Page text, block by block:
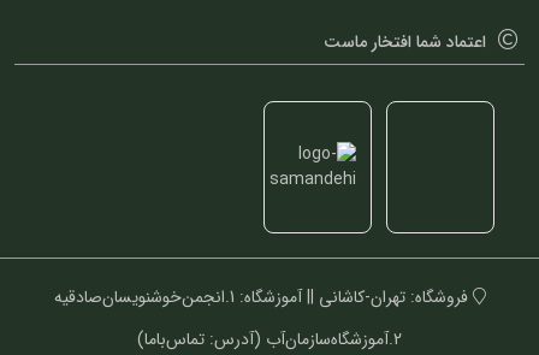
اعتماد شما افتخار ماست
فروشگاه: تهران-کاشانی || آموزشگاه: 1.انجمن‌خوشنویسان‌صادقیه
2.آموزشگاه‌سازمان‌آب (آدرس: تماس‌باما)